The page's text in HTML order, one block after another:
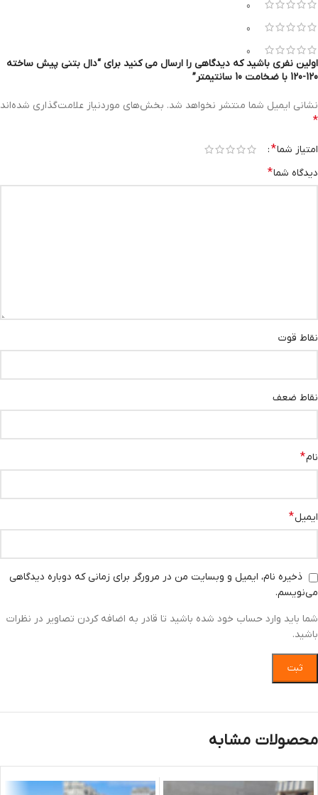
0
0
0
اولین نفری باشید که دیدگاهی را ارسال می کنید برای “دال بتنی پیش ساخته
120-120 با ضخامت 10 سانتیمتر”
نشانی ایمیل شما منتشر نخواهد شد. بخش‌های موردنیاز علامت‌گذاری شده‌اند
*
امتیاز شما*
دیدگاه شما*
نقاط قوت
نقاط ضعف
نام*
ایمیل*
ذخیره نام، ایمیل و وبسایت من در مرورگر برای زمانی که دوباره دیدگاهی
می‌نویسم.
شما باید وارد حساب خود شده باشید تا قادر به اضافه کردن تصاویر در نظرات
باشید.
محصولات مشابه